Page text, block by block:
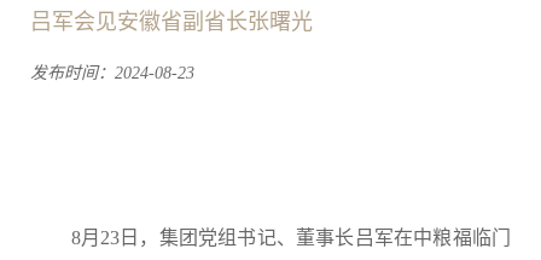
吕军会见安徽省副省长张曙光
发布时间：2024-08-23
8月23日，集团党组书记、董事长吕军在中粮福临门